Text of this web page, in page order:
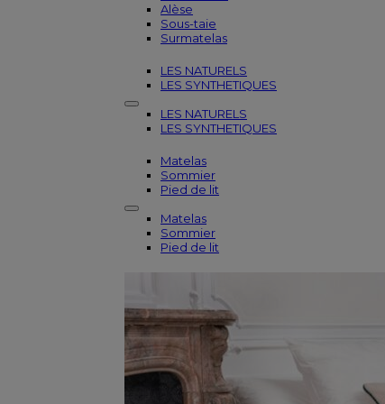
Alèse
Sous-taie
Surmatelas
LES NATURELS
LES SYNTHETIQUES
LES NATURELS
LES SYNTHETIQUES
Matelas
Sommier
Pied de lit
Matelas
Sommier
Pied de lit